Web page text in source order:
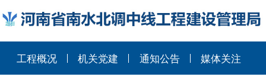
工程概况 机关党建 通知公告 媒体关注